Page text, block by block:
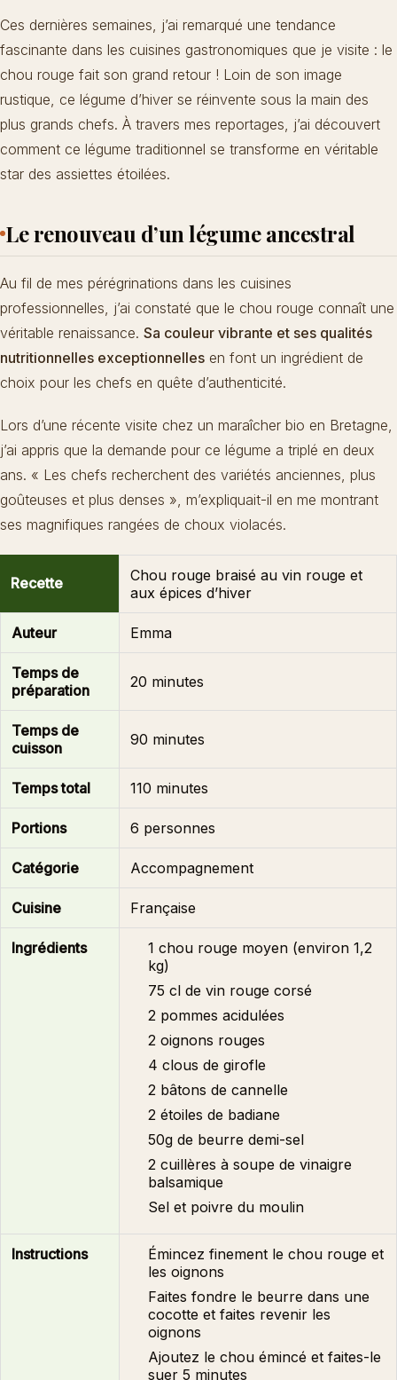
Ces dernières semaines, j’ai remarqué une tendance
fascinante dans les cuisines gastronomiques que je visite : le
chou rouge fait son grand retour ! Loin de son image
rustique, ce légume d’hiver se réinvente sous la main des
plus grands chefs. À travers mes reportages, j’ai découvert
comment ce légume traditionnel se transforme en véritable
star des assiettes étoilées.
Le renouveau d’un légume ancestral
Au fil de mes pérégrinations dans les cuisines
professionnelles, j’ai constaté que le chou rouge connaît une
véritable renaissance. Sa couleur vibrante et ses qualités
nutritionnelles exceptionnelles en font un ingrédient de
choix pour les chefs en quête d’authenticité.
Lors d’une récente visite chez un maraîcher bio en Bretagne,
j’ai appris que la demande pour ce légume a triplé en deux
ans. « Les chefs recherchent des variétés anciennes, plus
goûteuses et plus denses », m’expliquait-il en me montrant
ses magnifiques rangées de choux violacés.
Recette
Chou rouge braisé au vin rouge et
aux épices d’hiver
Auteur Emma
Temps de
préparation
20 minutes
Temps de
cuisson
90 minutes
Temps total 110 minutes
Portions 6 personnes
Catégorie Accompagnement
Cuisine Française
Ingrédients
1 chou rouge moyen (environ 1,2
kg)
75 cl de vin rouge corsé
2 pommes acidulées
2 oignons rouges
4 clous de girofle
2 bâtons de cannelle
2 étoiles de badiane
50g de beurre demi-sel
2 cuillères à soupe de vinaigre
balsamique
Sel et poivre du moulin
Instructions
Émincez finement le chou rouge et
les oignons
Faites fondre le beurre dans une
cocotte et faites revenir les
oignons
Ajoutez le chou émincé et faites-le
suer 5 minutes